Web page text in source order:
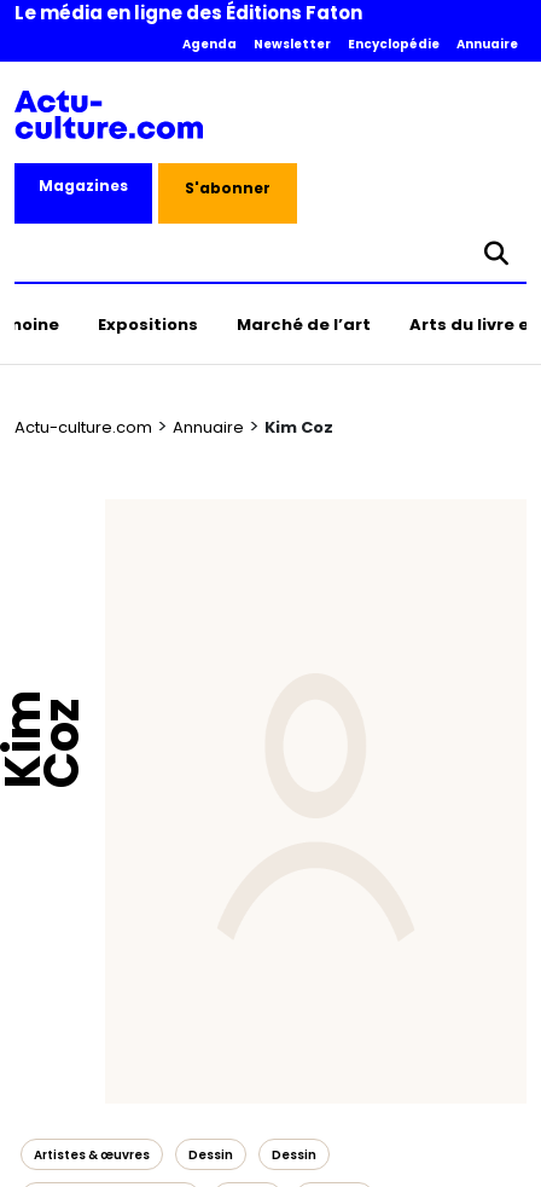
Le média en ligne des Éditions Faton
Agenda Newsletter Encyclopédie Annuaire
Magazines S'abonner
Expositions Marché de l’art Arts du livre
Actu-culture.com > Annuaire > Kim Coz
Coz
Artistes & œuvres Dessin Dessin